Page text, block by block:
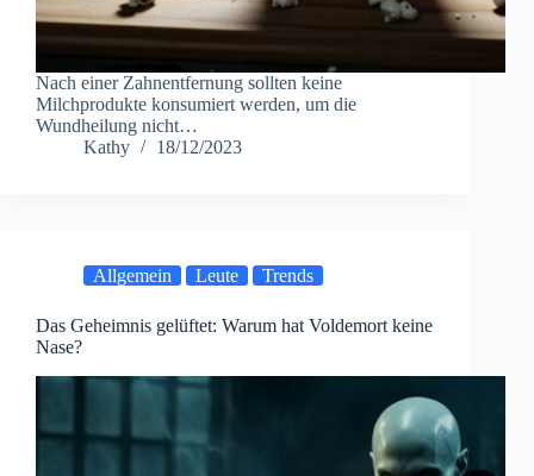
Nach einer Zahnentfernung sollten keine
Milchprodukte konsumiert werden, um die
Wundheilung nicht…
Kathy
18/12/2023
Allgemein Leute Trends
Das Geheimnis gelüftet: Warum hat Voldemort keine
Nase?